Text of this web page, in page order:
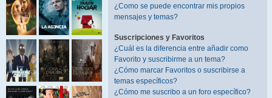
¿Como se puede encontrar mis propios
mensajes y temas?
Suscripciones y Favoritos
¿Cuál es la diferencia entre añadir como
Favorito y suscribirme a un tema?
¿Cómo marcar Favoritos o suscribirse a
temas específicos?
¿Cómo me suscribo a un foro específico?